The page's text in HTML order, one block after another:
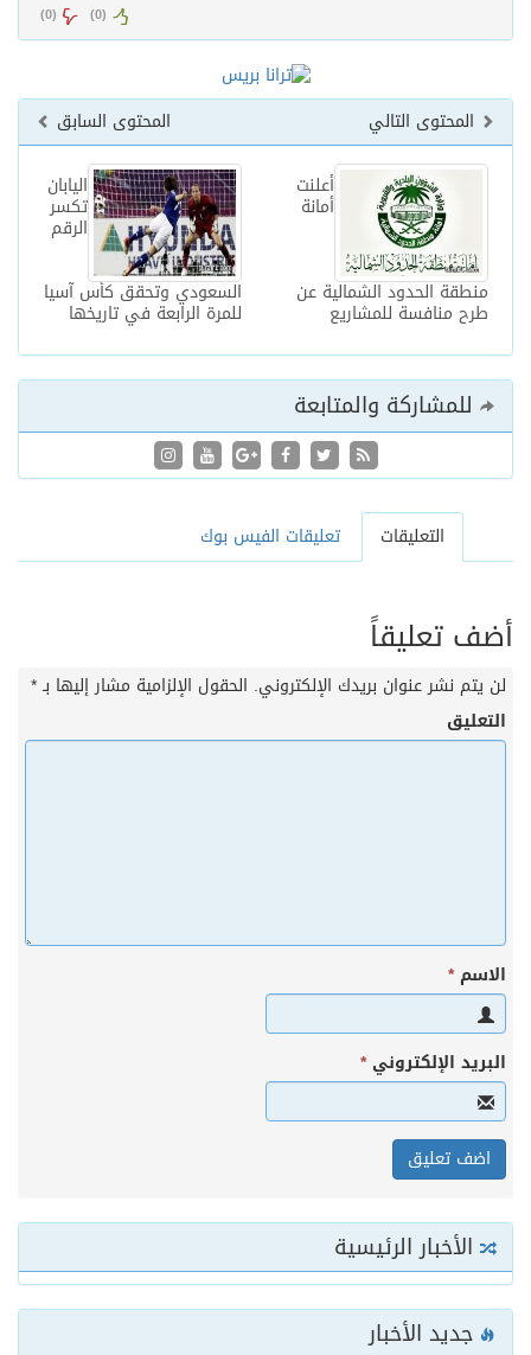
(
0
) (
0
)
المحتوى السابق
المحتوى التالي
اليابان
تكسر
الرقم
السعودي وتحقق كأس آسيا
للمرة الرابعة في تاريخها
أعلنت
أمانة
منطقة الحدود الشمالية عن
طرح منافسة للمشاريع
للمشاركة والمتابعة
التعليقات تعليقات الفيس بوك
أضف تعليقاً
لن يتم نشر عنوان بريدك الإلكتروني. الحقول الإلزامية مشار إليها بـ*
التعليق
الاسم*
البريد الإلكتروني*
الأخبار الرئيسية
جديد الأخبار